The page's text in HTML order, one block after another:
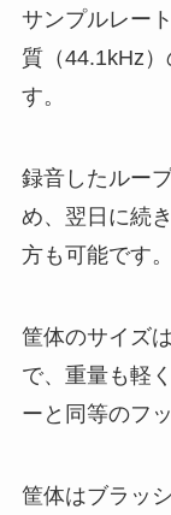
サンプルレー
質（44.1kHz
す。
録音したルー
め、翌日に続
方も可能です。
筐体のサイズ
で、重量も軽
ーと同等のフ
筐体はブラッ